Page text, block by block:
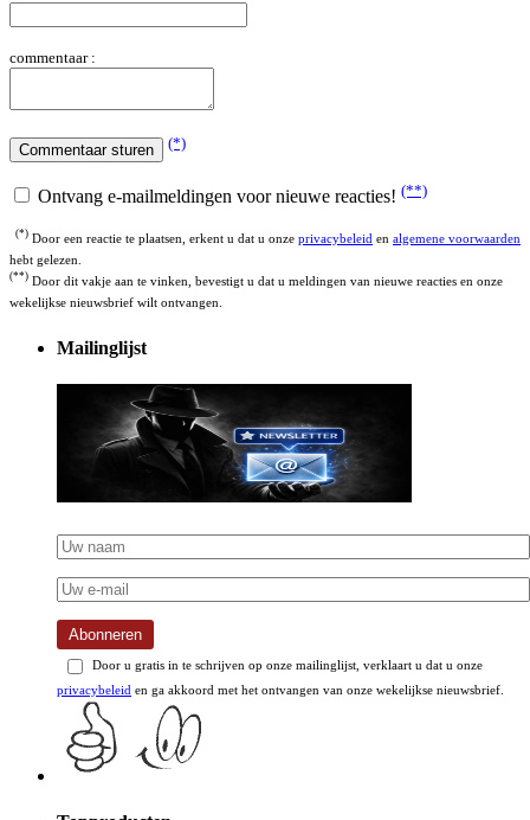
hebt gelezen.
(**) Door dit vakje aan te vinken, bevestigt u dat u meldingen van nieuwe reacties en onze
wekelijkse nieuwsbrief wilt ontvangen.
Door u gratis in te schrijven op onze mailinglijst, verklaart u dat u onze
privacybeleid en ga akkoord met het ontvangen van onze wekelijkse nieuwsbrief.